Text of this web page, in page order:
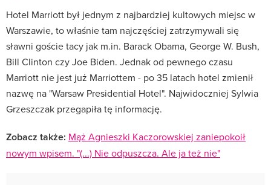
Hotel Marriott był jednym z najbardziej kultowych miejsc w
Warszawie, to właśnie tam najczęściej zatrzymywali się
sławni goście tacy jak m.in. Barack Obama, George W. Bush,
Bill Clinton czy Joe Biden. Jednak od pewnego czasu
Marriott nie jest już Marriottem - po 35 latach hotel zmienił
nazwę na "Warsaw Presidential Hotel". Najwidoczniej Sylwia
Grzeszczak przegapiła tę informację.
Zobacz także: Mąż Agnieszki Kaczorowskiej zaniepokoił
nowym wpisem. "(...) Nie odpuszcza. Ale ja też nie"